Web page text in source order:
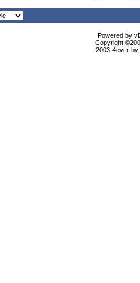
Powered by
Copyright
2003-4ever by